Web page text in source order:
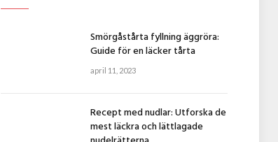
Smörgåstårta fyllning äggröra:
Guide för en läcker tårta
april 11, 2023
Recept med nudlar: Utforska de
mest läckra och lättlagade